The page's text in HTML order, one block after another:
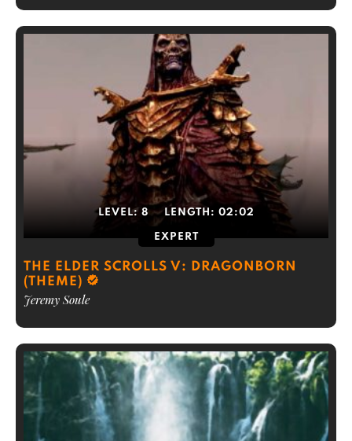
LEVEL: 8 LENGTH: 02:02
EXPERT
THE ELDER SCROLLS V: DRAGONBORN
(THEME)
Jeremy Soule